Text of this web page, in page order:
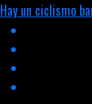
Hay un ciclismo